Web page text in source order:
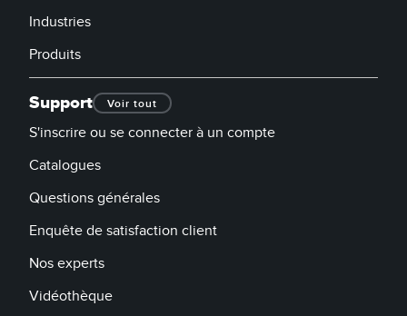
Industries
Produits
Support Voir tout
S'inscrire ou se connecter à un compte
Catalogues
Questions générales
Enquête de satisfaction client
Nos experts
Vidéothèque